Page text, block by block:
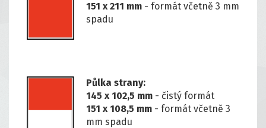
151 x 211 mm - formát včetně 3 mm
spadu
Půlka strany:
145 x 102,5 mm - čistý formát
151 x 108,5 mm - formát včetně 3
mm spadu